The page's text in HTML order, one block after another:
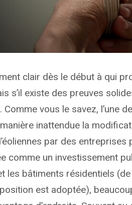
clair dès le début à qui
s’il existe des preuves
Comme vous le savez, l’une
inattendue la
par des
comme un investissement
les bâtiments résidentiels
est adoptée),